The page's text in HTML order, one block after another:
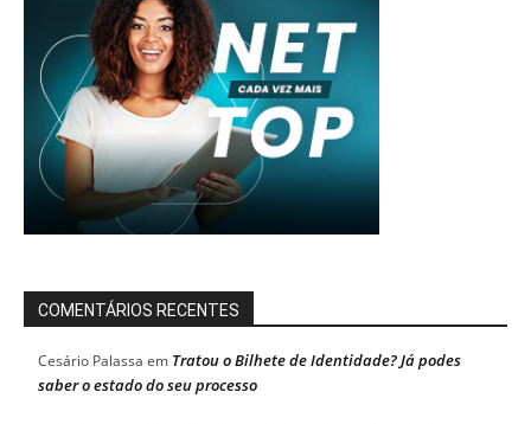
COMENTÁRIOS RECENTES
Cesário Palassa em Tratou o Bilhete de Identidade? Já podes
saber o estado do seu processo